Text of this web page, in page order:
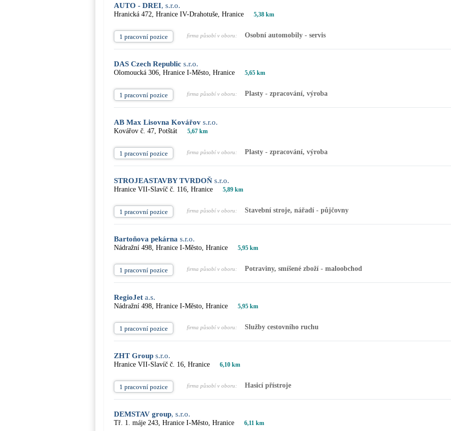
AUTO - DREI, s.r.o.
Hranická 472, Hranice IV-Drahotuše, Hranice 5,38 km
1 pracovní pozice firma působí v oboru: Osobní automobily - servis
DAS Czech Republic s.r.o.
Olomoucká 306, Hranice I-Město, Hranice 5,65 km
1 pracovní pozice firma působí v oboru: Plasty - zpracování, výroba
AB Max Lisovna Kovářov s.r.o.
Kovářov č. 47, Potštát 5,67 km
1 pracovní pozice firma působí v oboru: Plasty - zpracování, výroba
STROJEASTAVBY TVRDOŇ s.r.o.
Hranice VII-Slavíč č. 116, Hranice 5,89 km
1 pracovní pozice firma působí v oboru: Stavební stroje, nářadí - půjčovny
Bartoňova pekárna s.r.o.
Nádražní 498, Hranice I-Město, Hranice 5,95 km
1 pracovní pozice firma působí v oboru: Potraviny, smíšené zboží - maloobchod
RegioJet a.s.
Nádražní 498, Hranice I-Město, Hranice 5,95 km
1 pracovní pozice firma působí v oboru: Služby cestovního ruchu
ZHT Group s.r.o.
Hranice VII-Slavíč č. 16, Hranice 6,10 km
1 pracovní pozice firma působí v oboru: Hasicí přístroje
DEMSTAV group, s.r.o.
Tř. 1. máje 243, Hranice I-Město, Hranice 6,11 km